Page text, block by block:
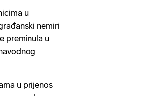
u
nemiri
preminula u
u prijenos